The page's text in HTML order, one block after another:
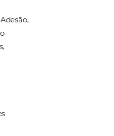
e sistemas (doravante,
comerciais e
ou separadamente
o(s) componentes do
condições técnicas,